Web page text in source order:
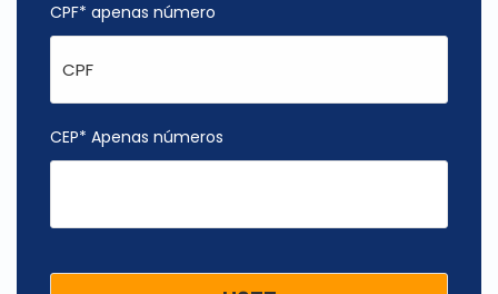
CPF* apenas número
CEP* Apenas números